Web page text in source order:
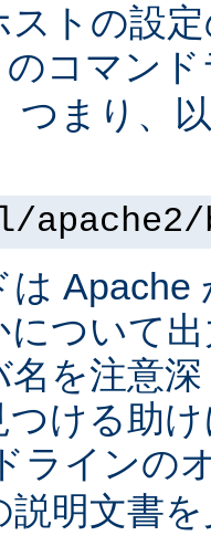
ストの設
のコマン
つまり、
は Apache
について
名を注意
つける助
ラインの
説明文書